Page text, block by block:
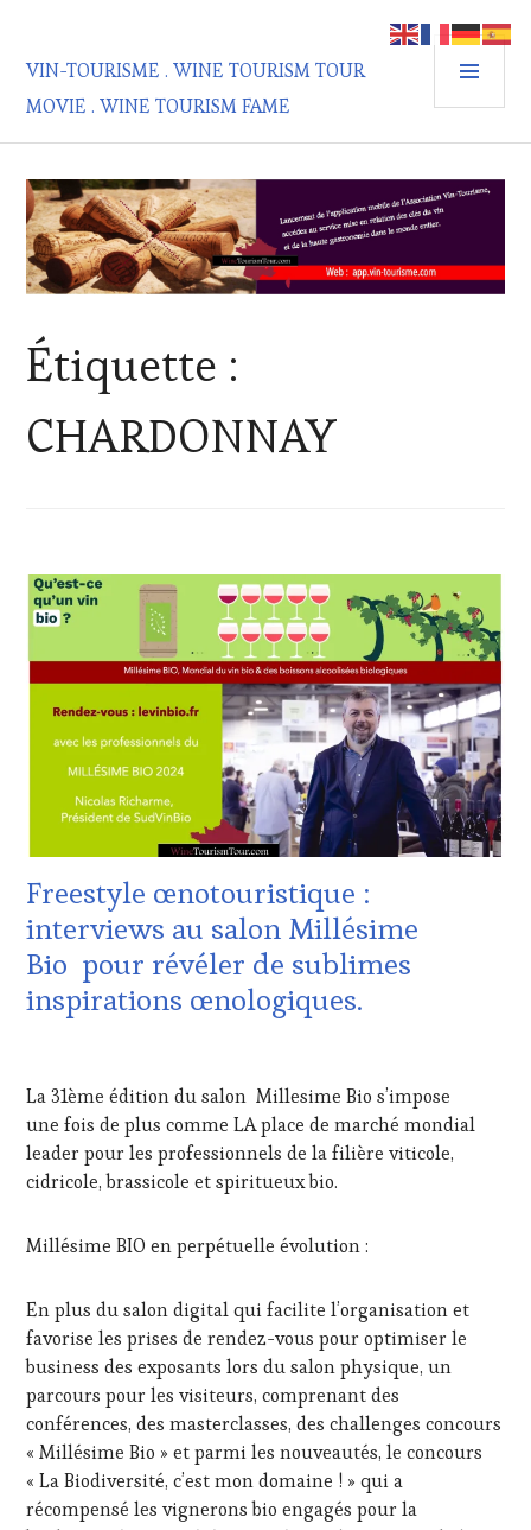
contenu
principal
VIN-TOURISME . WINE TOURISM TOUR
MOVIE . WINE TOURISM FAME
Étiquette :
CHARDONNAY
CLUB
WINE
TASTING
VOUCHER,
CORSICA,
DE-
PROVENCE,
DOMAINE
VITICOLE,
TOURISME,
EDITION
LES
CLÉS
DU
VIN
LA
HAUTE
GASTRONOMIE
FRANÇAISE,
INVITATIONS
WINE
MÉDIAS,
PRESSE
ÉCRITE,
RADIO,
TV,
WEB,
OENOTOURISME
PALETTE,
PARTENAIRES
VIN
Freestyle œnotouristique :
interviews au salon Millésime
Bio pour révéler de sublimes
inspirations œnologiques.
2024
La 31ème édition du salon Millesime Bio s’impose
une fois de plus comme LA place de marché mondial
leader pour les professionnels de la filière viticole,
cidricole, brassicole et spiritueux bio.
Millésime BIO en perpétuelle évolution :
En plus du salon digital qui facilite l’organisation et
favorise les prises de rendez-vous pour optimiser le
business des exposants lors du salon physique, un
parcours pour les visiteurs, comprenant des
conférences, des masterclasses, des challenges concours
« Millésime Bio » et parmi les nouveautés, le concours
« La Biodiversité, c’est mon domaine ! » qui a
récompensé les vignerons bio engagés pour la